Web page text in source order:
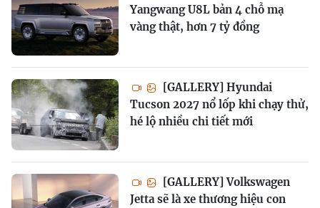
Yangwang U8L bản 4 chỗ mạ
vàng thật, hơn 7 tỷ đồng
[GALLERY] Hyundai
Tucson 2027 nổ lốp khi chạy thử,
hé lộ nhiều chi tiết mới
[GALLERY] Volkswagen
Jetta sẽ là xe thương hiệu con